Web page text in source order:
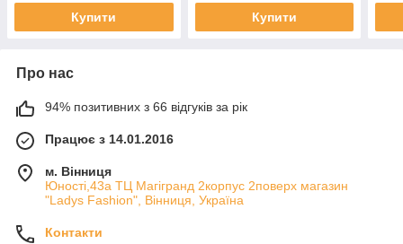
Купити Купити
Про нас
94% позитивних з 66 відгуків за рік
Працює з 14.01.2016
м. Вінниця
Юності,43а ТЦ Магігранд 2корпус 2поверх магазин
"Ladys Fashion", Вінниця, Україна
Контакти